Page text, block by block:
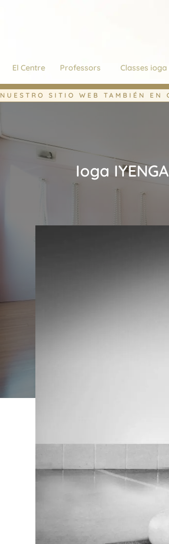
El Centre Professors Classes
NUESTRO SITIO WEB TAMBIÉN EN
Ioga